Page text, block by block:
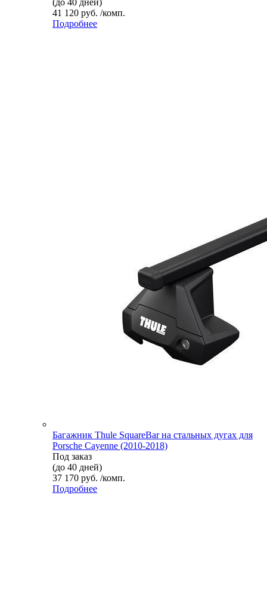
41 120 руб. /комп.
Подробнее
Багажник Thule SquareBar на стальных дугах для
Porsche Cayenne (2010-2018)
Под заказ
(до 40 дней)
37 170 руб. /комп.
Подробнее